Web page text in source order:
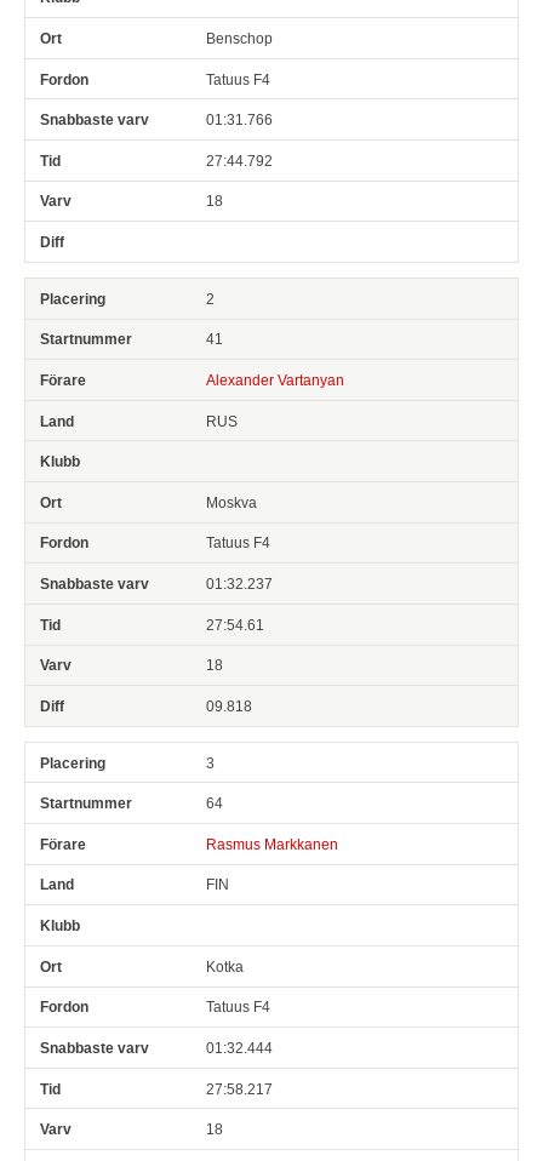
Benschop
Tatuus F4
01:31.766
27:44.792
18
2
41
Alexander Vartanyan
RUS
Moskva
Tatuus F4
01:32.237
27:54.61
18
09.818
3
64
Rasmus Markkanen
FIN
Kotka
Tatuus F4
01:32.444
27:58.217
18